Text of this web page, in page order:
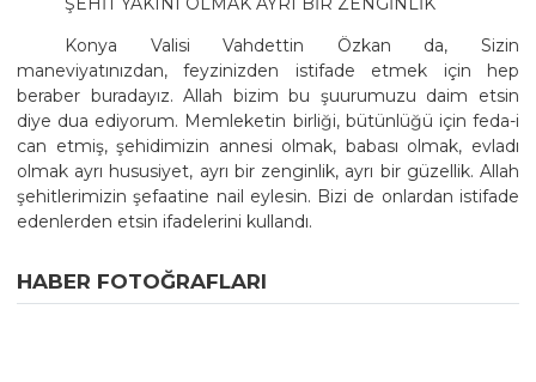
Konya Valisi Vahdettin Özkan da, Sizin
maneviyatınızdan, feyzinizden istifade etmek için hep
beraber buradayız. Allah bizim bu şuurumuzu daim etsin
diye dua ediyorum. Memleketin birliği, bütünlüğü için feda-i
can etmiş, şehidimizin annesi olmak, babası olmak, evladı
olmak ayrı hususiyet, ayrı bir zenginlik, ayrı bir güzellik. Allah
şehitlerimizin şefaatine nail eylesin. Bizi de onlardan istifade
edenlerden etsin ifadelerini kullandı.
HABER FOTOĞRAFLARI